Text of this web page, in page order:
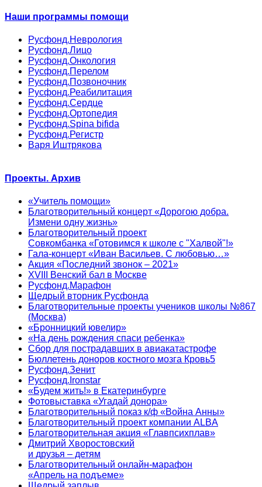
Наши программы помощи
Русфонд.Неврология
Русфонд.Лицо
Русфонд.Онкология
Русфонд.Перелом
Русфонд.Позвоночник
Русфонд.Реабилитация
Русфонд.Сердце
Русфонд.Ортопедия
Русфонд.Spina bifida
Русфонд.Регистр
Варя Иштрякова
Проекты. Архив
«Учитель помощи»
Благотворительный концерт «Дорогою добра.
Измени одну жизнь»
Благотворительный проект
Совкомбанка «Готовимся к школе с "Халвой"!»
Гала-концерт «Иван Васильев. С любовью…»
Акция «Последний звонок – 2021»
XVIII Венский бал в Москве
Русфонд.Марафон
Щедрый вторник Русфонда
Благотворительные проекты учеников школы №867
(Москва)
«Бронницкий ювелир»
«На день рождения спаси ребенка»
Сбор для пострадавших в авиакатастрофе
Бюллетень доноров костного мозга Кровь5
Русфонд.Зенит
Русфонд.Ironstar
«Будем жить!» в Екатеринбурге
Фотовыставка «Угадай донора»
Благотворительный показ к/ф «Война Анны»
Благотворительный проект компании ALBA
Благотворительная акция «Главпсихплав»
Дмитрий Хворостовский
и друзья – детям
Благотворительный онлайн‑марафон
«Апрель на подъеме»